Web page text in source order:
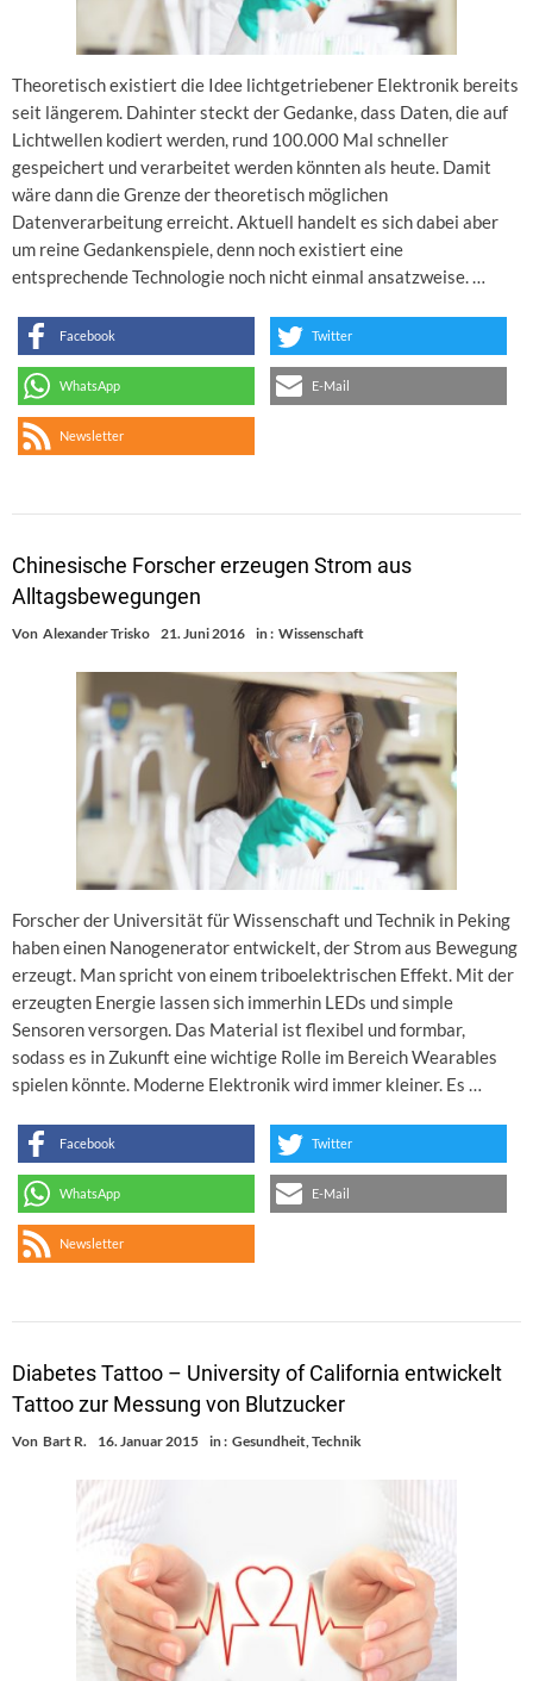
Theoretisch existiert die Idee lichtgetriebener Elektronik bereits
seit längerem. Dahinter steckt der Gedanke, dass Daten, die auf
Lichtwellen kodiert werden, rund 100.000 Mal schneller
gespeichert und verarbeitet werden könnten als heute. Damit
wäre dann die Grenze der theoretisch möglichen
Datenverarbeitung erreicht. Aktuell handelt es sich dabei aber
um reine Gedankenspiele, denn noch existiert eine
entsprechende Technologie noch nicht einmal ansatzweise. …
Facebook Twitter
WhatsApp E-Mail
Newsletter
Chinesische Forscher erzeugen Strom aus
Alltagsbewegungen
Von Alexander Trisko 21. Juni 2016 in : Wissenschaft
Forscher der Universität für Wissenschaft und Technik in Peking
haben einen Nanogenerator entwickelt, der Strom aus Bewegung
erzeugt. Man spricht von einem triboelektrischen Effekt. Mit der
erzeugten Energie lassen sich immerhin LEDs und simple
Sensoren versorgen. Das Material ist flexibel und formbar,
sodass es in Zukunft eine wichtige Rolle im Bereich Wearables
spielen könnte. Moderne Elektronik wird immer kleiner. Es …
Facebook Twitter
WhatsApp E-Mail
Newsletter
Diabetes Tattoo – University of California entwickelt
Tattoo zur Messung von Blutzucker
Von Bart R. 16. Januar 2015 in : Gesundheit,Technik